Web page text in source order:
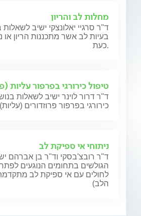
מחלות לב והריון
ד"ר סרגיי יאלונצקי ישיב
בעיות לב אשר מתכננות הריון או
כעת.
טיפול כירורגי בפרפור עליות
ד"ר דרור לוינר ישיב לשאלות
כירורגי בפרפור פרוזדורים (עליות)
ניתוחי אי ספיקת לב
ד"ר רובצ'בסקי וד"ר בן אברהם
הגולשים בתחומים הנוגעים
לחולים עם אי ספיקת לב
הלב)